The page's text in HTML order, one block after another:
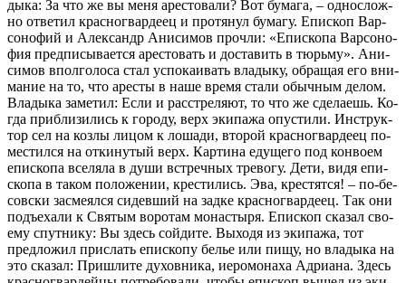
ды­ка: За что же вы ме­ня аре­сто­ва­ли? Вот бу­ма­га, – од­но­слож­
но от­ве­тил крас­но­гвар­де­ец и про­тя­нул бу­ма­гу. Епи­скоп Вар­
со­но­фий и Алек­сандр Ани­си­мов про­чли: «Епи­ско­па Вар­со­но­
фия пред­пи­сы­ва­ет­ся аре­сто­вать и до­ста­вить в тюрь­му». Ани­
си­мов впол­го­ло­са стал успо­ка­и­вать вла­ды­ку, об­ра­щая его вни­
ма­ние на то, что аре­сты в на­ше вре­мя ста­ли обыч­ным де­лом.
Вла­ды­ка за­ме­тил: Ес­ли и рас­стре­ля­ют, то что же сде­ла­ешь. Ко­
гда при­бли­зи­лись к го­ро­ду, верх эки­па­жа опу­сти­ли. Ин­струк­
тор сел на коз­лы ли­цом к ло­ша­ди, вто­рой крас­но­гвар­де­ец по­
ме­стил­ся на от­ки­ну­тый верх. Кар­ти­на еду­ще­го под кон­во­ем
епи­ско­па все­ля­ла в ду­ши встреч­ных тре­во­гу. Де­ти, ви­дя епи­
ско­па в та­ком по­ло­же­нии, кре­сти­лись. Эва, кре­стят­ся! – по-бе­
сов­ски за­сме­ял­ся си­дев­ший на зад­ке крас­но­гвар­де­ец. Так они
подъ­е­ха­ли к Свя­тым во­ро­там мо­на­сты­ря. Епи­скоп ска­зал сво­
е­му спут­ни­ку: Вы здесь сой­ди­те. Вы­хо­дя из эки­па­жа, тот
пред­ло­жил при­слать епи­ско­пу бе­лье или пи­щу, но вла­ды­ка на
это ска­зал: При­шли­те ду­хов­ни­ка, иеро­мо­на­ха Адри­а­на. Здесь